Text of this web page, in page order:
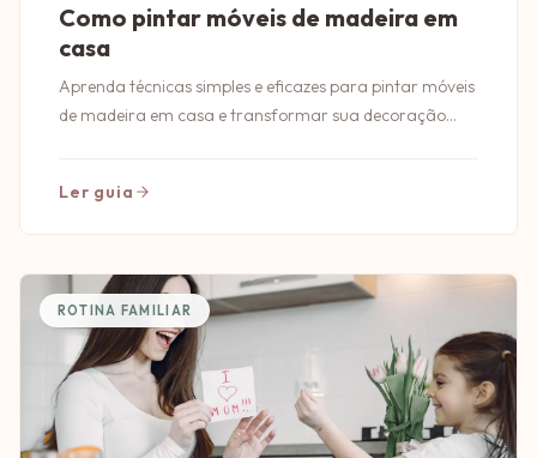
Como pintar móveis de madeira em
casa
Aprenda técnicas simples e eficazes para pintar móveis
de madeira em casa e transformar sua decoração
Ler guia
ROTINA FAMILIAR